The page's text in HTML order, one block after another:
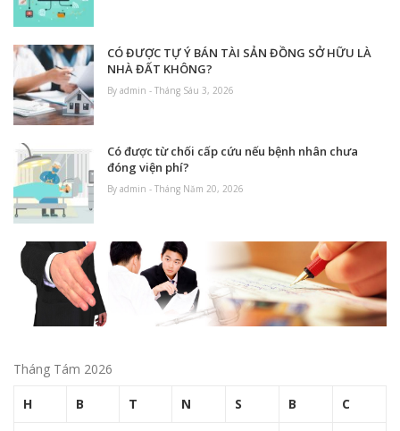
CÓ ĐƯỢC TỰ Ý BÁN TÀI SẢN ĐỒNG SỞ HỮU LÀ
NHÀ ĐẤT KHÔNG?
By admin - Tháng Sáu 3, 2026
Có được từ chối cấp cứu nếu bệnh nhân chưa
đóng viện phí?
By admin - Tháng Năm 20, 2026
Tháng Tám 2026
H B T N S B C